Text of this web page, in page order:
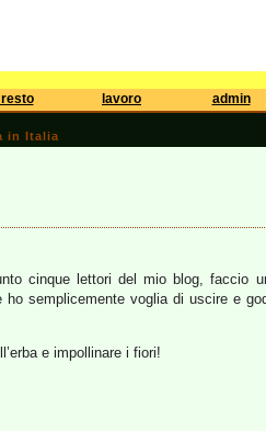
lavoro admin
in Italia
cinque lettori del mio blog, faccio
semplicemente voglia di uscire e
e impollinare i fiori!